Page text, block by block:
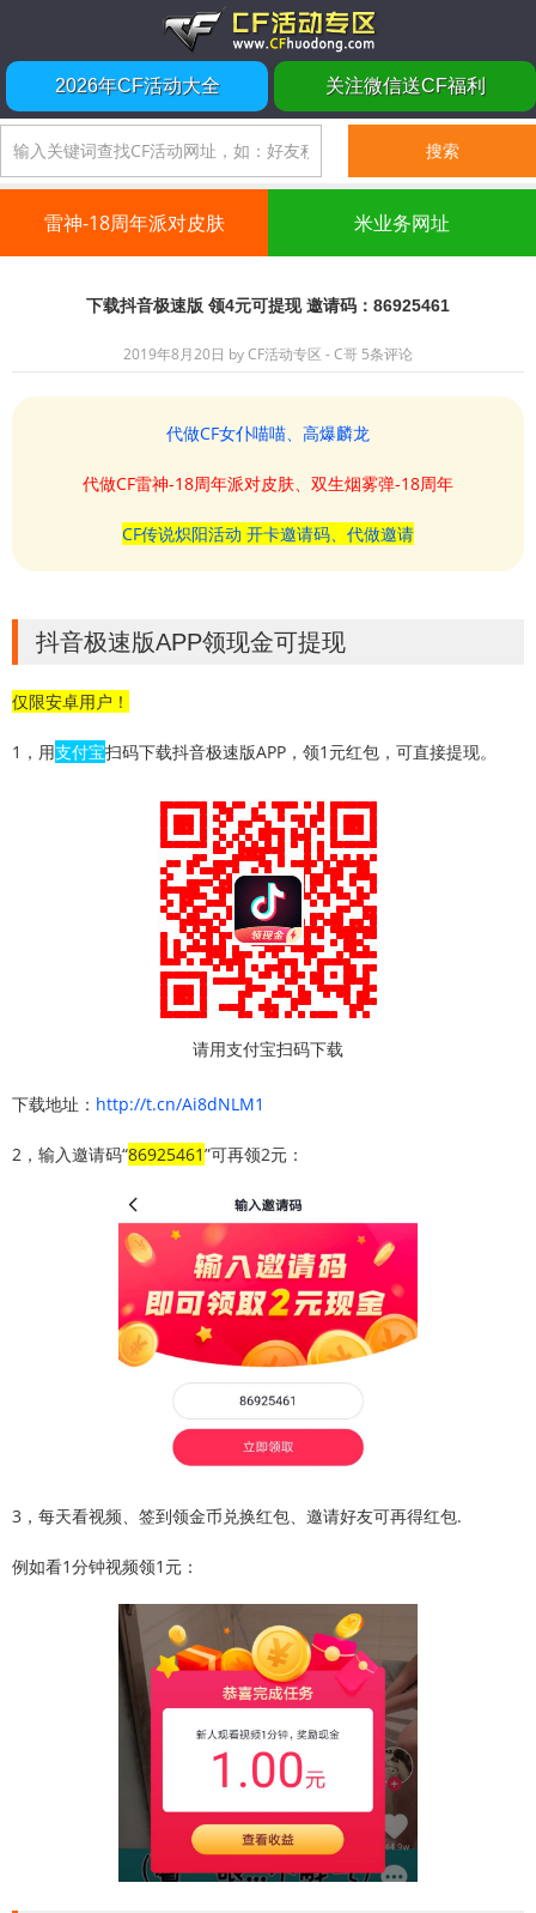
2026年CF活动大全 关注微信送CF福利
雷神-18周年派对皮肤 米业务网址
下载抖音极速版 领4元可提现 邀请码：86925461
2019年8月20日 byCF活动专区 - C哥 5条评论
代做CF女仆喵喵、高爆麟龙
代做CF雷神-18周年派对皮肤、双生烟雾弹-18周年
CF传说炽阳活动 开卡邀请码、代做邀请
抖音极速版APP领现金可提现
仅限安卓用户！
1，用支付宝扫码下载抖音极速版APP，领1元红包，可直接提现。
请用支付宝扫码下载
下载地址： http://t.cn/Ai8dNLM1
2，输入邀请码“86925461”可再领2元：
3，每天看视频、签到领金币兑换红包、邀请好友可再得红包.
例如看1分钟视频领1元：